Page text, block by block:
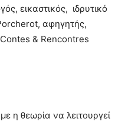
εικαστικός, ιδρυτικό
αφηγητής,
& Rencontres
η θεωρία να λειτουργεί